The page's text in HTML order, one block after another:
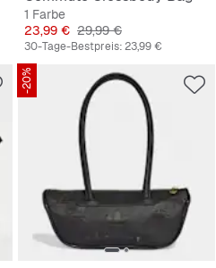
1 Farbe
Preis
23,99 € Originalpreis
29,99 €
30-Tage-Bestpreis:23,99 €
-20%